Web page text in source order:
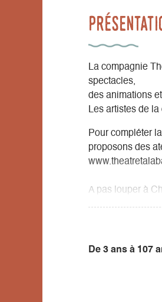
La compagnie
spectacles,
des animations
Les artistes de
Pour compléter
proposons des
A pas louper à
compagnie de
marionnettes,
De 3 ans à 107